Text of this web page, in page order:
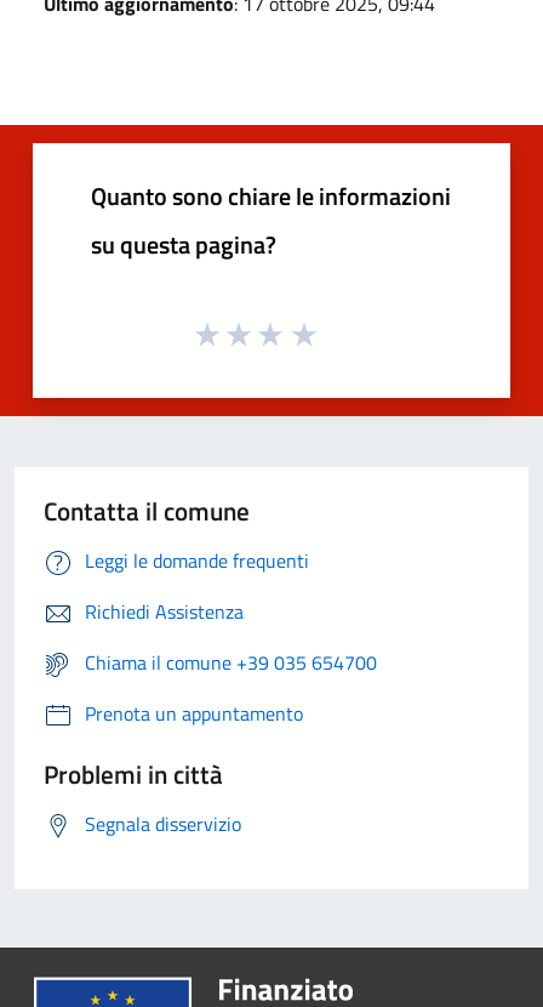
Quanto sono chiare le informazioni
su questa pagina?
Contatta il comune
Leggi le domande frequenti
Richiedi Assistenza
Chiama il comune +39 035 654700
Prenota un appuntamento
Problemi in città
Segnala disservizio